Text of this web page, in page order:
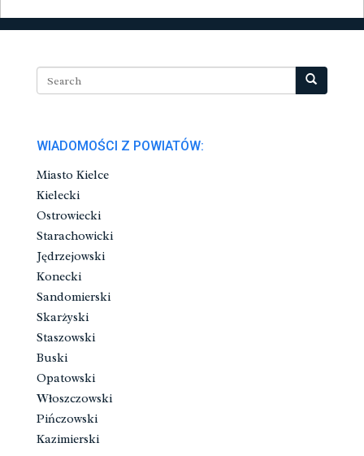
WIADOMOŚCI Z POWIATÓW:
Miasto Kielce
Kielecki
Ostrowiecki
Starachowicki
Jędrzejowski
Konecki
Sandomierski
Skarżyski
Staszowski
Buski
Opatowski
Włoszczowski
Pińczowski
Kazimierski